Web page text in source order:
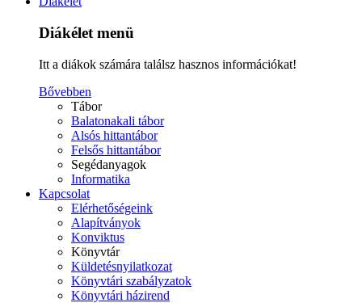
Diákélet menü
Itt a diákok számára találsz hasznos információkat!
Bővebben
Tábor
Balatonakali tábor
Alsós hittantábor
Felsős hittantábor
Segédanyagok
Informatika
Kapcsolat
Elérhetőségeink
Alapítványok
Konviktus
Könyvtár
Küldetésnyilatkozat
Könyvtári szabályzatok
Könyvtári házirend